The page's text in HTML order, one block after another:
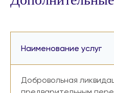
Наименование услуг
Добровольная